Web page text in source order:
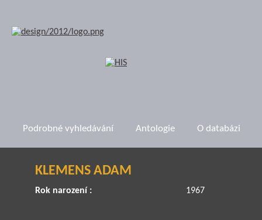
Podrobné vyhledávání Antologie O databázi
KLEMENS ADAM
Rok narození : 1967